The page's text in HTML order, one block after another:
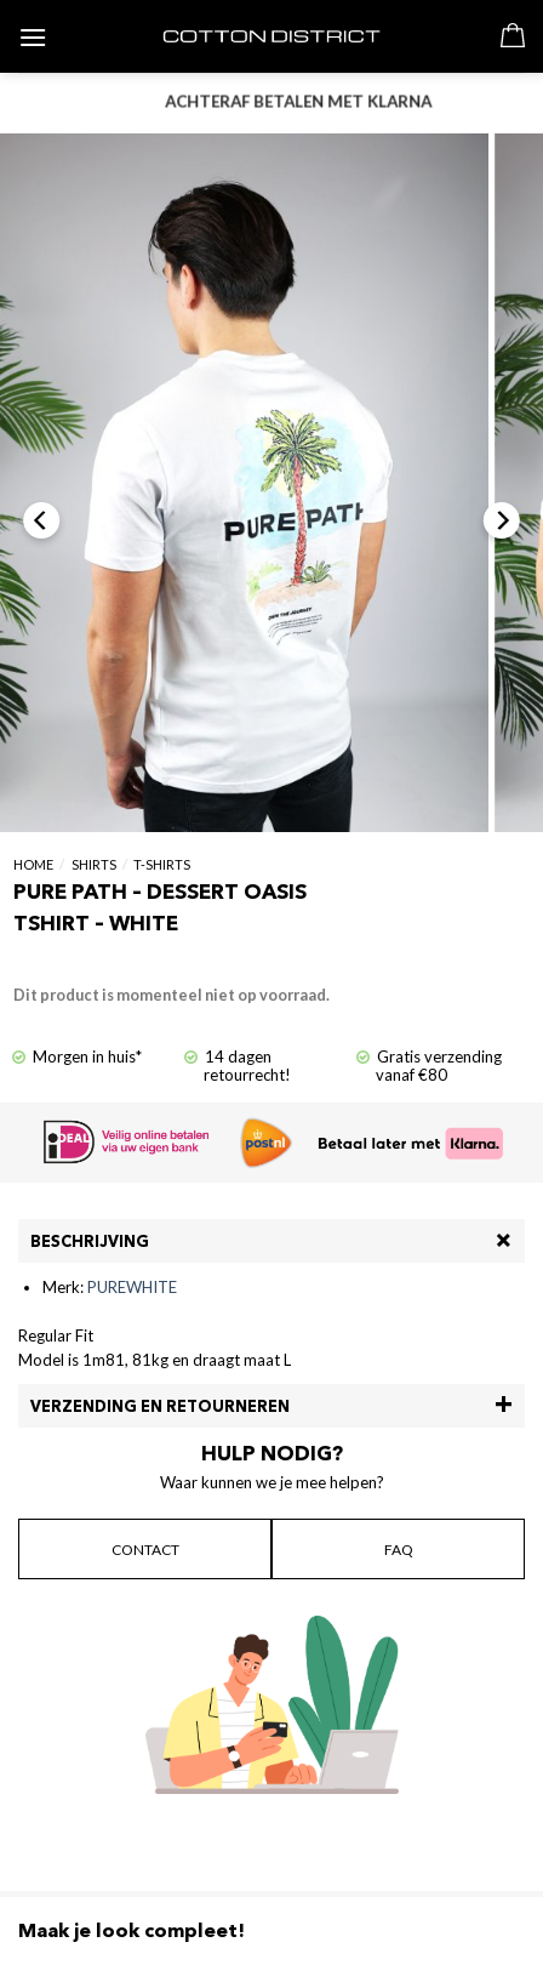
content
ACHTERAF BETALEN MET KLARNA
HOME / SHIRTS / T-SHIRTS
PURE PATH – DESSERT OASIS
TSHIRT – WHITE
Dit product is momenteel niet op voorraad.
Morgen in huis*
14 dagen
retourrecht!
Gratis verzending
vanaf €80
BESCHRIJVING
Merk:PUREWHITE
Regular Fit
Model is 1m81, 81kg en draagt maat L
VERZENDING EN RETOURNEREN
HULP NODIG?
Waar kunnen we je mee helpen?
CONTACT FAQ
Maak je look compleet!